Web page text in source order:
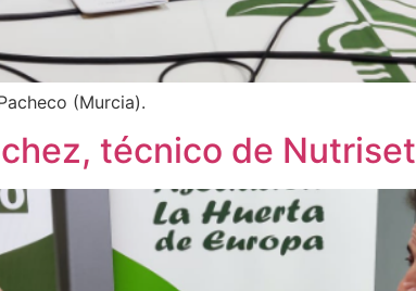
(Murcia).
técnico de Nutriset